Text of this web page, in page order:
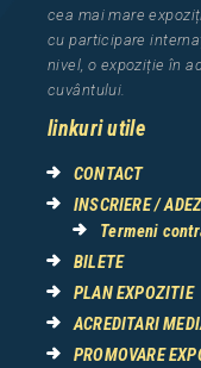
cea mai mare expoziț
cu participare interna
nivel, o expoziție în
cuvântului.
linkuri utile
CONTACT
INSCRIERE /
Termeni
BILETE
PLAN EXPOZITIE
ACREDITARI
PROMOVARE